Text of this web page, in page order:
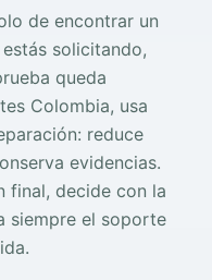
de encontrar un
solicitando,
queda
Colombia, usa
reduce
evidencias.
final, decide con la
siempre el soporte